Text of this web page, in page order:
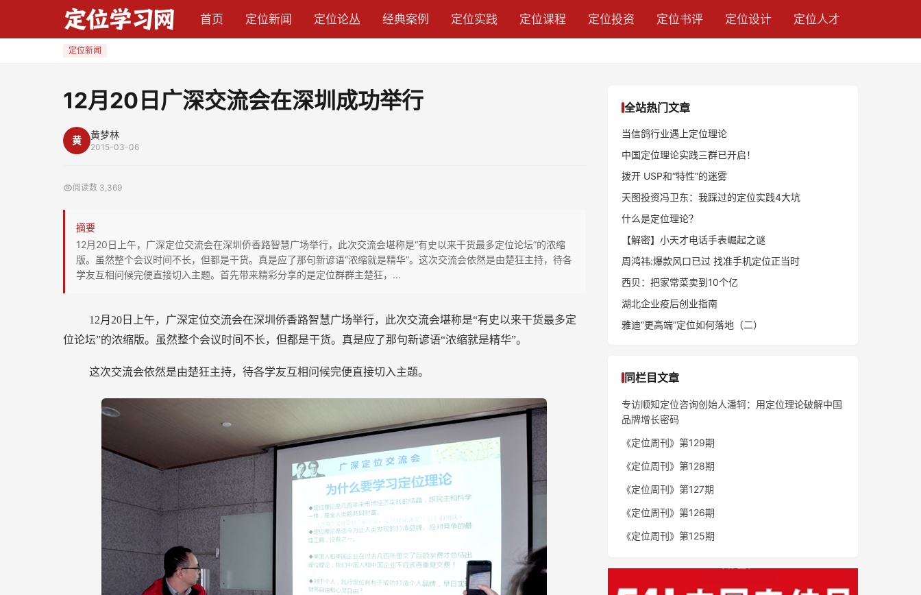
首页 定位新闻 定位论丛 经典案例 定位实践 定位课程 定位投资 定位书评 定位设计 定位人才
定位新闻
12月20日广深交流会在深圳成功举行
黄 黄梦林
2015-03-06
阅读数 3,369
摘要
12月20日上午，广深定位交流会在深圳侨香路智慧广场举行，此次交流会堪称是“有史以来干货最多定位论坛”的浓缩
版。虽然整个会议时间不长，但都是干货。真是应了那句新谚语“浓缩就是精华”。这次交流会依然是由楚狂主持，待各
学友互相问候完便直接切入主题。首先带来精彩分享的是定位群群主楚狂，...
12月20日上午，广深定位交流会在深圳侨香路智慧广场举行，此次交流会堪称是“有史以来干货最多定
位论坛”的浓缩版。虽然整个会议时间不长，但都是干货。真是应了那句新谚语“浓缩就是精华”。
这次交流会依然是由楚狂主持，待各学友互相问候完便直接切入主题。
全站热门文章
当信鸽行业遇上定位理论
中国定位理论实践三群已开启！
拨开 USP和“特性”的迷雾
天图投资冯卫东：我踩过的定位实践4大坑
什么是定位理论？
【解密】小天才电话手表崛起之谜
周鸿祎:爆款风口已过 找准手机定位正当时
西贝：把家常菜卖到10个亿
湖北企业疫后创业指南
雅迪“更高端”定位如何落地（二）
同栏目文章
专访顺知定位咨询创始人潘轲：用定位理论破解中国
品牌增长密码
《定位周刊》第129期
《定位周刊》第128期
《定位周刊》第127期
《定位周刊》第126期
《定位周刊》第125期